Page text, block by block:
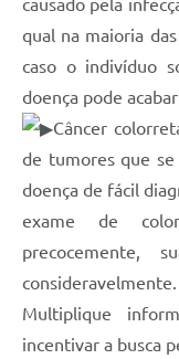
causado pela
qual na maioria
caso o indivíduo
doença pode
Câncer
de tumores que
doença de fácil
exame de
precocemente,
consideravelmente.
Multiplique
incentivar a busca